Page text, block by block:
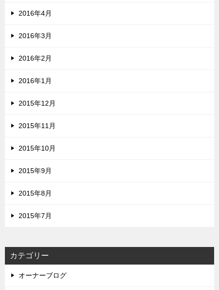
2016年4月
2016年3月
2016年2月
2016年1月
2015年12月
2015年11月
2015年10月
2015年9月
2015年8月
2015年7月
カテゴリー
オーナーブログ